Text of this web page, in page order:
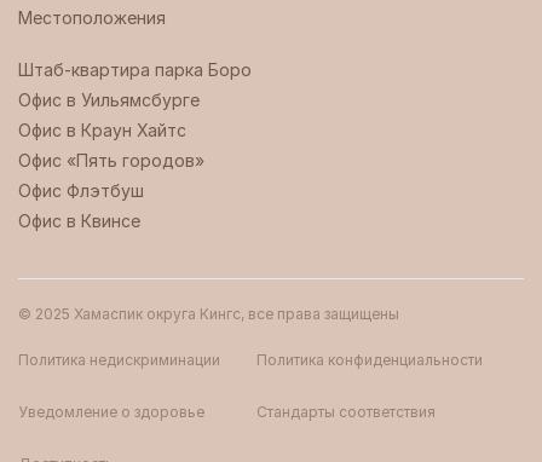
Местоположения
Штаб-квартира парка Боро ‍
Офис в Уильямсбурге
Офис в Краун Хайтс
Офис «Пять городов»
Офис Флэтбуш
Офис в Квинсе
© 2025 Хамаспик округа Кингс, все права защищены
Политика недискриминации Политика конфиденциальности
Уведомление о здоровье Стандарты соответствия